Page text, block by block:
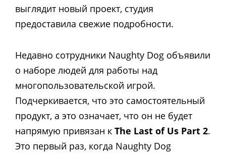
выглядит новый проект, студия
предоставила свежие подробности.
Недавно сотрудники Naughty Dog объявили
о наборе людей для работы над
многопользовательской игрой.
Подчеркивается, что это самостоятельный
продукт, а это означает, что он не будет
напрямую привязан к The Last of Us Part 2.
Это первый раз, когда Naughty Dog